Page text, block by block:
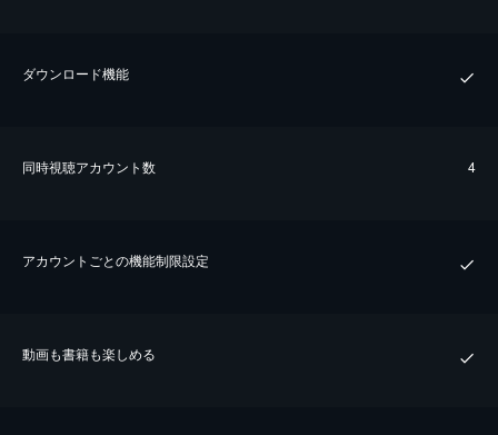
ダウンロード機能
同時視聴アカウント数 4
アカウントごとの機能制限設定
動画も書籍も楽しめる